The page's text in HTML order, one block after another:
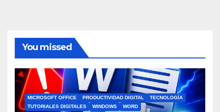
You missed
MICROSOFT OFFICE PRODUCTIVIDAD DIGITAL
TECNOLOGÍA
TUTORIALES DIGITALES
WINDOWS WORD